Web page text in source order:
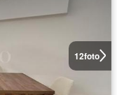
12foto